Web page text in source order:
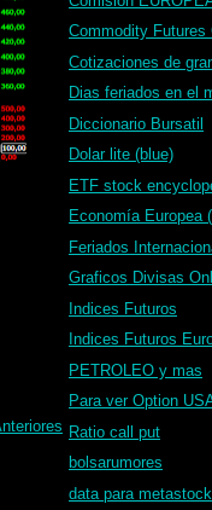
Commodity Futures
Cotizaciones de
Dias feriados en el
Diccionario Bursatil
Dolar lite (blue)
ETF stock
Economía Europea
Feriados
Graficos Divisas
Indices Futuros
Indices Futuros
PETROLEO y mas
Para ver Option
Ratio call put
bolsarumores
data para metastock